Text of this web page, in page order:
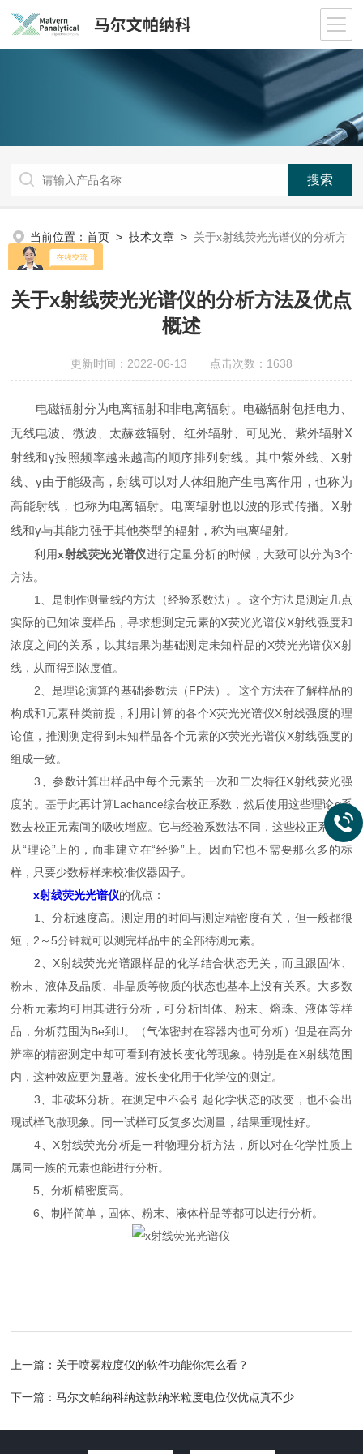
当前位置：首页 >技术文章 > 关于x射线荧光光谱仪的分析方
法及优点概述
关于x射线荧光光谱仪的分析方法及优点
概述
更新时间：2022-06-13 点击次数：1638
电磁辐射分为电离辐射和非电离辐射。电磁辐射包括电力、
无线电波、微波、太赫兹辐射、红外辐射、可见光、紫外辐射X
射线和γ按照频率越来越高的顺序排列射线。其中紫外线、X射
线、γ由于能级高，射线可以对人体细胞产生电离作用，也称为
高能射线，也称为电离辐射。电离辐射也以波的形式传播。X射
线和γ与其能力强于其他类型的辐射，称为电离辐射。
利用x射线荧光光谱仪进行定量分析的时候，大致可以分为3个
方法。
1、是制作测量线的方法（经验系数法）。这个方法是测定几点
实际的已知浓度样品，寻求想测定元素的X荧光光谱仪X射线强度和
浓度之间的关系，以其结果为基础测定未知样品的X荧光光谱仪X射
线，从而得到浓度值。
2、是理论演算的基础参数法（FP法）。这个方法在了解样品的
构成和元素种类前提，利用计算的各个X荧光光谱仪X射线强度的理
论值，推测测定得到未知样品各个元素的X荧光光谱仪X射线强度的
组成一致。
3、参数计算出样品中每个元素的一次和二次特征X射线荧光强
度的。基于此再计算Lachance综合校正系数，然后使用这些理论α系
数去校正元素间的吸收增应。它与经验系数法不同，这些校正系数是
从“理论”上的，而非建立在“经验”上。因而它也不需要那么多的标
样，只要少数标样来校准仪器因子。
x射线荧光光谱仪的优点：
1、分析速度高。测定用的时间与测定精密度有关，但一般都很
短，2～5分钟就可以测完样品中的全部待测元素。
2、X射线荧光光谱跟样品的化学结合状态无关，而且跟固体、
粉末、液体及晶质、非晶质等物质的状态也基本上没有关系。大多数
分析元素均可用其进行分析，可分析固体、粉末、熔珠、液体等样
品，分析范围为Be到U。（气体密封在容器内也可分析）但是在高分
辨率的精密测定中却可看到有波长变化等现象。特别是在X射线范围
内，这种效应更为显著。波长变化用于化学位的测定。
3、非破坏分析。在测定中不会引起化学状态的改变，也不会出
现试样飞散现象。同一试样可反复多次测量，结果重现性好。
4、X射线荧光分析是一种物理分析方法，所以对在化学性质上
属同一族的元素也能进行分析。
5、分析精密度高。
6、制样简单，固体、粉末、液体样品等都可以进行分析。
上一篇： 关于喷雾粒度仪的软件功能你怎么看？
下一篇：马尔文帕纳科纳这款纳米粒度电位仪优点真不少